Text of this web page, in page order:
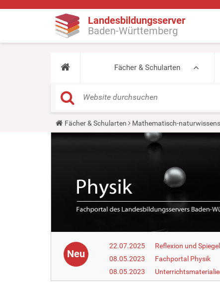
Landesbildungsserver
Baden-Württemberg
Fächer & Schularten
Y
o
Fächer & Schularten Mathematisch-
Neu
22.07.2025
Reflexion und Spiegel
08.05.2023
Fachportal Physik
08.05.2023